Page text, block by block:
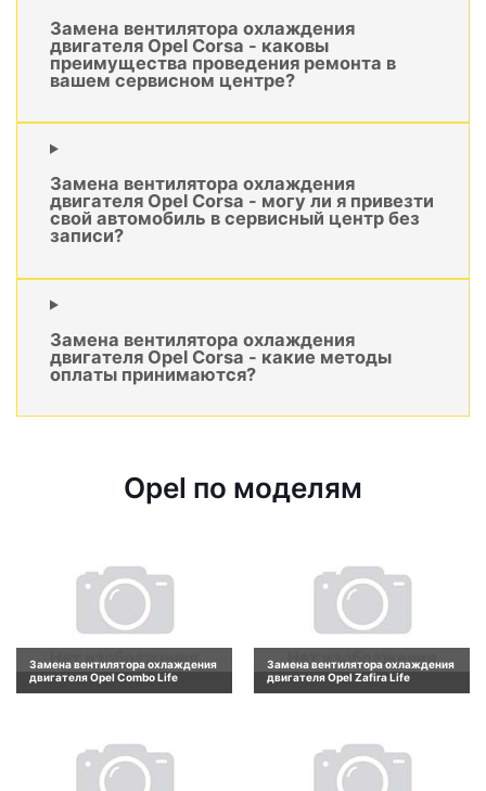
Замена вентилятора охлаждения
двигателя Opel Corsa - каковы
преимущества проведения ремонта в
вашем сервисном центре?
Замена вентилятора охлаждения
двигателя Opel Corsa - могу ли я привезти
свой автомобиль в сервисный центр без
записи?
Замена вентилятора охлаждения
двигателя Opel Corsa - какие методы
оплаты принимаются?
Opel по моделям
Замена вентилятора охлаждения
двигателя Opel Combo Life
Замена вентилятора охлаждения
двигателя Opel Zafira Life